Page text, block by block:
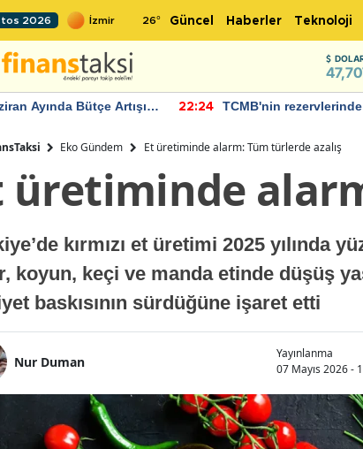
2026 26° Güncel Haberler Teknoloji
Ayında Bütçe Artışı
22:24
TCMB'nin
Eko Gündem Et üretiminde alarm: Tüm türlerde azalış
üretiminde
kırmızı et üretimi 2025 yılında
koyun, keçi ve manda etinde düşüş
baskısının sürdüğüne işaret etti
Nur Duman
Yayınlanma
07 Mayıs 2026 -